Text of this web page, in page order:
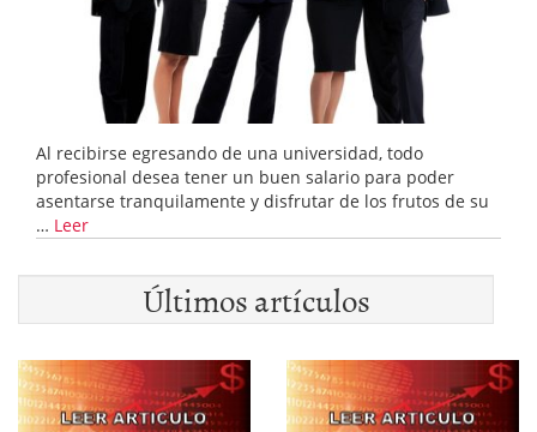
Al recibirse egresando de una universidad, todo
profesional desea tener un buen salario para poder
asentarse tranquilamente y disfrutar de los frutos de su
… Leer
Últimos artículos